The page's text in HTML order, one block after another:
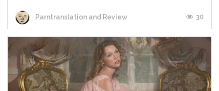
Parntranslation and Review 30